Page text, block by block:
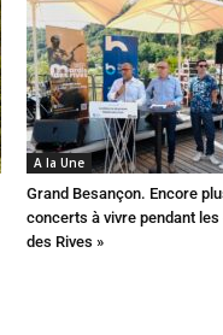
A la Une
Grand Besançon. Encore
concerts à vivre pendant les
des Rives »